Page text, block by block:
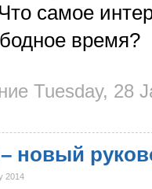
Что самое
время?
Tuesday, 28
новый
2014